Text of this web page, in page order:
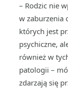
– Rodzic nie
w zaburzenia
których jest
psychiczne,
również w
patologii –
zdarzają się